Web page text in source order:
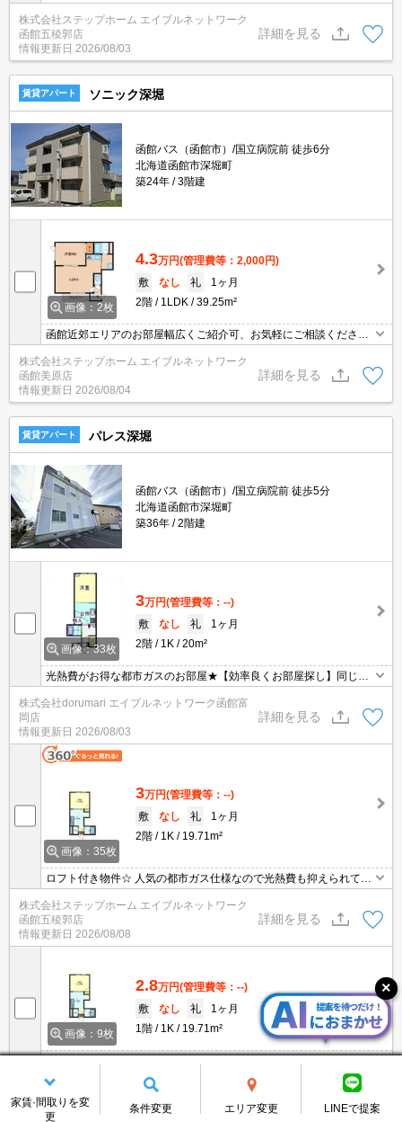
い ペット可
株式会社ステップホーム エイブルネットワーク
函館五稜郭店
情報更新日 2026/08/03
詳細を見る
賃貸アパート ソニック深堀
函館バス（函館市）/国立病院前 徒歩6分
北海道函館市深堀町
築24年
3階建
画像：2枚
4.3万円(管理費等：2,000円)
敷
なし 礼
1ヶ月
2階
1LDK 39.25m²
函館近郊エリアのお部屋幅広くご紹介可、お気軽にご相談くださ
い。大切なペットと暮らせるお部屋です！オール洋室・トイレバス
別・バルコニー付きのお部屋です！
株式会社ステップホーム エイブルネットワーク
函館美原店
情報更新日 2026/08/04
詳細を見る
賃貸アパート パレス深堀
函館バス（函館市）/国立病院前 徒歩5分
北海道函館市深堀町
築36年
2階建
画像：33枚
3万円(管理費等：--)
敷
なし 礼
1ヶ月
2階
1K 20m²
光熱費がお得な都市ガスのお部屋★【効率良くお部屋探し】同じお
部屋がいくつも出てきて探すのが大変。。そんな時は「窓口を一つ
にして」エイブルNW函館富岡店へお任せください！どのお部屋で
株式会社dorumari エイブルネットワーク函館富
岡店
情報更新日 2026/08/03
詳細を見る
画像：35枚
3万円(管理費等：--)
敷
なし 礼
1ヶ月
2階
1K 19.71m²
ロフト付き物件☆ 人気の都市ガス仕様なので光熱費も抑えられて経
済的です♪ コンビニ・スーパーが近く、交通・買物便利な立地で
す。
株式会社ステップホーム エイブルネットワーク
函館五稜郭店
情報更新日 2026/08/08
詳細を見る
画像：9枚
2.8万円(管理費等：--)
敷
なし 礼
1ヶ月
1階
1K 19.71m²
済的です♪ コンビニ・スーパーが近く、交通・買物便利な立地で
す。
株式会社ステップホーム エイブルネットワーク
函館五稜郭店
情報更新日
2026/08/08
詳細を見る
家賃·間取りを変
更
条件変更 エリア変更 LINEで提案